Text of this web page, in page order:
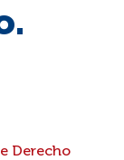
Derecho